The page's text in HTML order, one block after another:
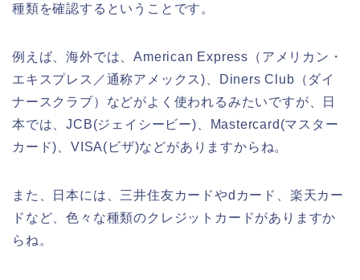
種類を確認するということです。
例えば、海外では、American Express（アメリカン・
エキスプレス／通称アメックス)、Diners Club（ダイ
ナースクラブ）などがよく使われるみたいですが、日
本では、JCB(ジェイシービー)、Mastercard(マスター
カード)、VISA(ビザ)などがありますからね。
また、日本には、三井住友カードやdカード、楽天カー
ドなど、色々な種類のクレジットカードがありますか
らね。